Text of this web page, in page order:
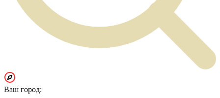
Ваш город: